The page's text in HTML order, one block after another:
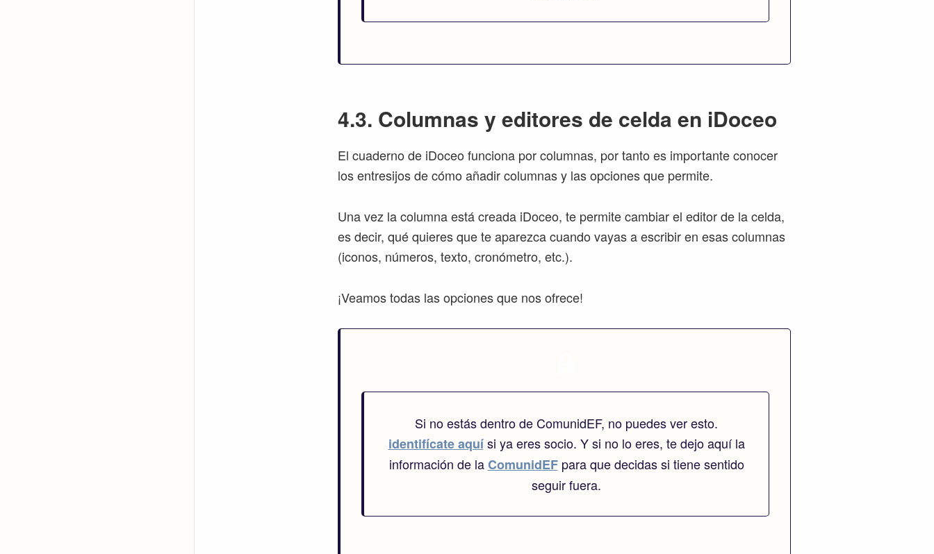
4.3. Columnas y editores de celda en iDoceo
El cuaderno de iDoceo funciona por columnas, por tanto es importante conocer
los entresijos de cómo añadir columnas y las opciones que permite.
Una vez la columna está creada iDoceo, te permite cambiar el editor de la celda,
es decir, qué quieres que te aparezca cuando vayas a escribir en esas columnas
(iconos, números, texto, cronómetro, etc.).
¡Veamos todas las opciones que nos ofrece!
Si no estás dentro de ComunidEF, no puedes ver esto.
identifícate aquísi ya eres socio. Y si no lo eres, te dejo aquí la
información de laComunidEFpara que decidas si tiene sentido
seguir fuera.